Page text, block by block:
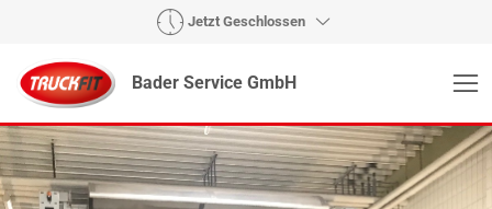
Jetzt Geschlossen
Bader Service GmbH